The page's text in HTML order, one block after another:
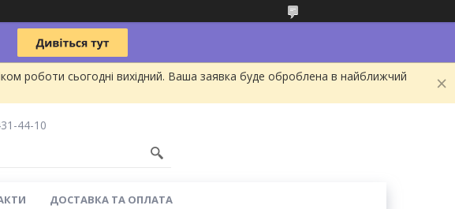
роботи сьогодні вихідний. Ваша заявка буде оброблена в найближчий
44-10
ДОСТАВКА ТА ОПЛАТА